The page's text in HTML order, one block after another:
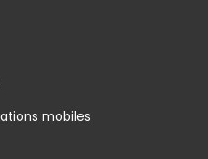
mobiles